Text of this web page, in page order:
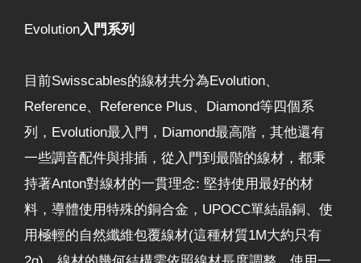
Evolution入門系列
目前Swisscables的線材共分為Evolution、
Reference、Reference Plus、Diamond等四個系
列，Evolution最入門，Diamond最高階，其他還有
一些調音配件與排插，從入門到最階的線材，都秉
持著Anton對線材的一貫理念: 堅持使用最好的材
料，導體使用特殊的銅合金，UPOCC單結晶銅、使
用極輕的自然纖維包覆線材(這種材質1M大約只有